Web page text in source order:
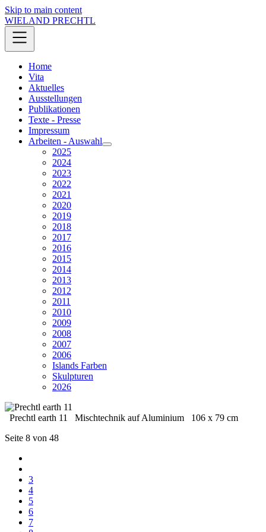
Skip to main content
WIELAND PRECHTL
Home
Vita
Aktuelles
Ausstellungen
Publikationen
Texte - Presse
Impressum
Arbeiten - Auswahl
2025
2024
2023
2022
2021
2020
2019
2018
2017
2016
2015
2014
2013
2012
2011
2010
2009
2008
2007
2006
Islands Farben
Skulpturen
2026
Prechtl earth 11 Mischtechnik auf Aluminium 106 x 79 cm
Seite 8 von 48
3
4
5
6
7